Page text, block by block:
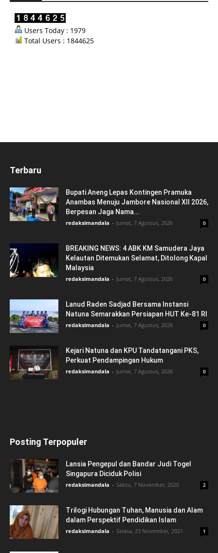
Users Today : 1979
Total Users : 1844625
Terbaru
Bupati Aneng Lepas Kontingen Pramuka
Anambas Menuju Jambore Nasional XII 2026,
Berpesan Jaga Nama...
redaksimandala - Jumat, 7 Agustus, 2026 0
BREAKING NEWS: 4 ABK KM Samudera Jaya
Kelautan Ditemukan Selamat, Ditolong Kapal
Malaysia
redaksimandala - Jumat, 7 Agustus, 2026 0
Lanud Raden Sadjad Bersama Instansi
Natuna Semarakkan Persiapan HUT Ke-81 RI
redaksimandala - Jumat, 7 Agustus, 2026 0
Kejari Natuna dan KPU Tandatangani PKS,
Perkuat Pendampingan Hukum
redaksimandala - Jumat, 7 Agustus, 2026 0
Posting Terpopuler
Lansia Pengepul dan Bandar Judi Togel
Singapura Diciduk Polisi
redaksimandala - Sabtu, 7 November, 2020 2
Trilogi Hubungan Tuhan, Manusia dan Alam
dalam Perspektif Pendidikan Islam
redaksimandala - Selasa, 23 November, 2021 1